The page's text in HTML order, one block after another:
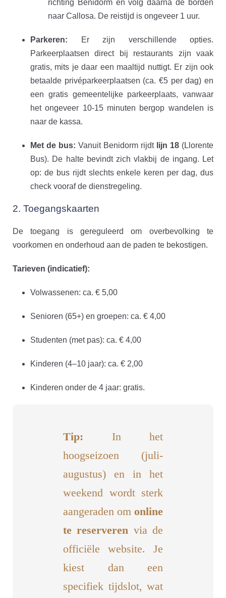
richting Benidorm en volg daarna de borden
naar Callosa. De reistijd is ongeveer 1 uur.
Parkeren: Er zijn verschillende opties.
Parkeerplaatsen direct bij restaurants zijn vaak
gratis, mits je daar een maaltijd nuttigt. Er zijn ook
betaalde privéparkeerplaatsen (ca. €5 per dag) en
een gratis gemeentelijke parkeerplaats, vanwaar
het ongeveer 10-15 minuten bergop wandelen is
naar de kassa.
Met de bus: Vanuit Benidorm rijdt lijn 18 (Llorente
Bus). De halte bevindt zich vlakbij de ingang. Let
op: de bus rijdt slechts enkele keren per dag, dus
check vooraf de dienstregeling.
2. Toegangskaarten
De toegang is gereguleerd om overbevolking te
voorkomen en onderhoud aan de paden te bekostigen.
Tarieven (indicatief):
Volwassenen: ca. € 5,00
Senioren (65+) en groepen: ca. € 4,00
Studenten (met pas): ca. € 4,00
Kinderen (4–10 jaar): ca. € 2,00
Kinderen onder de 4 jaar: gratis.
Tip: In het
hoogseizoen (juli-
augustus) en in het
weekend wordt sterk
aangeraden om online
te reserveren via de
officiële website. Je
kiest dan een
specifiek tijdslot, wat